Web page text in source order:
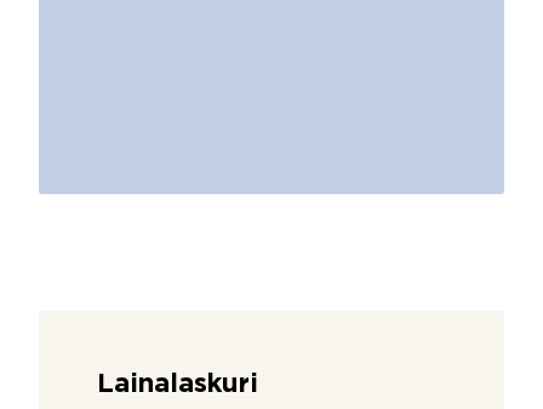
Lainalaskuri